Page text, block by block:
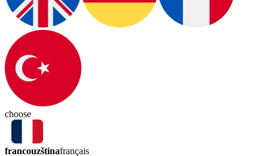
choose
francouzštinafrançais